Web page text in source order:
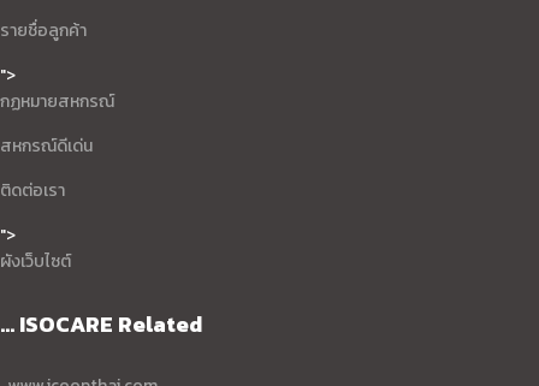
รายชื่อลูกค้า
">
กฏหมายสหกรณ์
สหกรณ์ดีเด่น
ติดต่อเรา
">
ผังเว็บไซต์
... ISOCARE Related